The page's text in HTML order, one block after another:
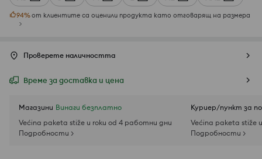
94%от клиентите са оценили продукта като отговарящ на размера
Проверете наличността
Време за доставка и цена
Магазини Винаги безплатно
Većina paketa stiže u roku od 4 работни дни
Подробности >
Куриер/пункт за
Većina paketa stiže
Подробности >